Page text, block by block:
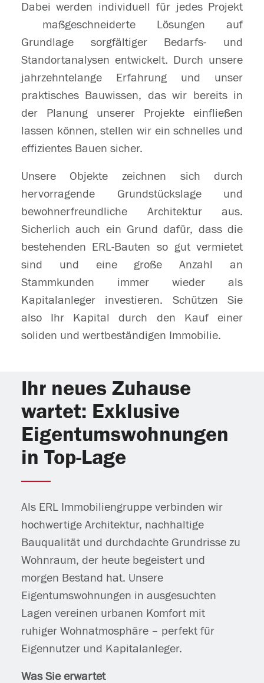
Dabei werden individuell für jedes Projekt
maßgeschneiderte Lösungen auf
Grundlage sorgfältiger Bedarfs- und
Standortanalysen entwickelt. Durch unsere
jahrzehntelange Erfahrung und unser
praktisches Bauwissen, das wir bereits in
der Planung unserer Projekte einfließen
lassen können, stellen wir ein schnelles und
effizientes Bauen sicher.
Unsere Objekte zeichnen sich durch
hervorragende Grundstückslage und
bewohnerfreundliche Architektur aus.
Sicherlich auch ein Grund dafür, dass die
bestehenden ERL-Bauten so gut vermietet
sind und eine große Anzahl an
Stammkunden immer wieder als
Kapitalanleger investieren. Schützen Sie
also Ihr Kapital durch den Kauf einer
soliden und wertbeständigen Immobilie.
Ihr neues Zuhause
wartet: Exklusive
Eigentumswohnungen
in Top-Lage
Als ERL Immobiliengruppe verbinden wir
hochwertige Architektur, nachhaltige
Bauqualität und durchdachte Grundrisse zu
Wohnraum, der heute begeistert und
morgen Bestand hat. Unsere
Eigentumswohnungen in ausgesuchten
Lagen vereinen urbanen Komfort mit
ruhiger Wohnatmosphäre – perfekt für
Eigennutzer und Kapitalanleger.
Was Sie erwartet